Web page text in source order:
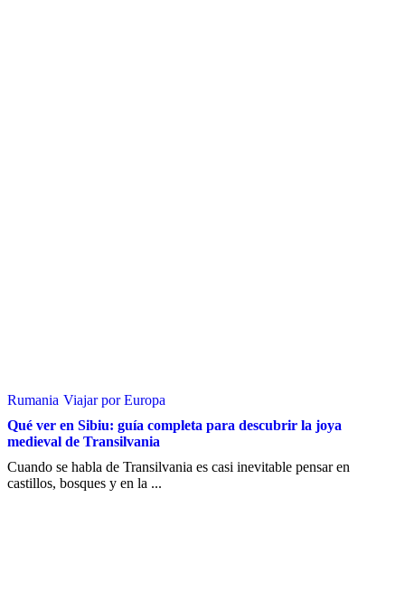
Rumania Viajar por Europa
Qué ver en Sibiu: guía completa para descubrir la joya
medieval de Transilvania
Cuando se habla de Transilvania es casi inevitable pensar en
castillos, bosques y en la ...